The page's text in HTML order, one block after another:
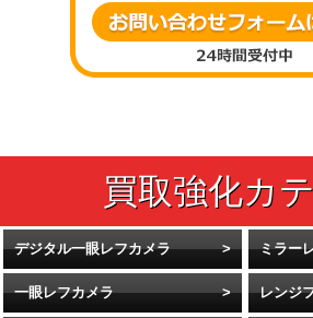
デジタル一眼レフカメラ ミラー
一眼レフカメラ レンジ